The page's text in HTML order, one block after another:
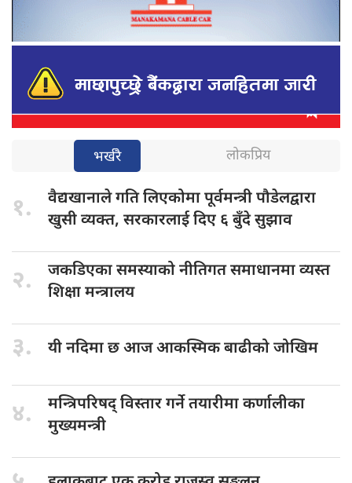
भर्खरै लोकप्रिय
१. वैद्यखानाले गतिलिएकोमा पूर्वमन्त्री पौडेलद्वारा
खुसी व्यक्त, सरकारलाई दिए ६ बुँदे सुझाव
२. जकडिएका समस्याकोनीतिगत समाधानमा व्यस्त
शिक्षा मन्त्रालय
३. यी नदिमाछ आज आकस्मिक बाढीको जोखिम
४. मन्त्रिपरिषद् विस्तारगर्ने तयारीमा कर्णालीका
मुख्यमन्त्री